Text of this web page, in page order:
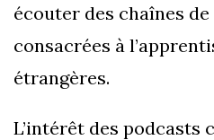
écouter des chaînes
consacrées à
étrangères.
L’intérêt des podcasts